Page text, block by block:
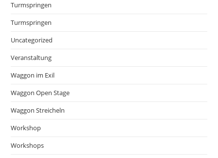
Turmspringen
Turmspringen
Uncategorized
Veranstaltung
Waggon im Exil
Waggon Open Stage
Waggon Streicheln
Workshop
Workshops